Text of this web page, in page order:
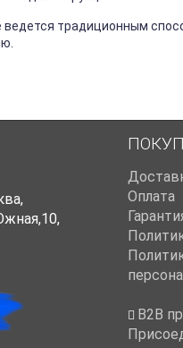
традиционным
,
Оплата
B2B